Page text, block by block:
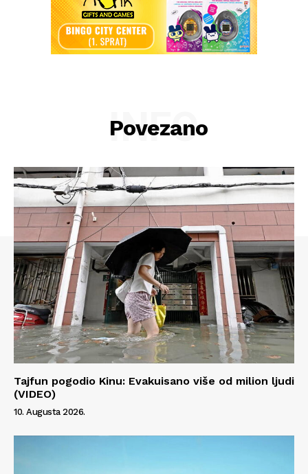
Povezano
INFO
Tajfun pogodio Kinu: Evakuisano više od milion ljudi
(VIDEO)
10. Augusta 2026.